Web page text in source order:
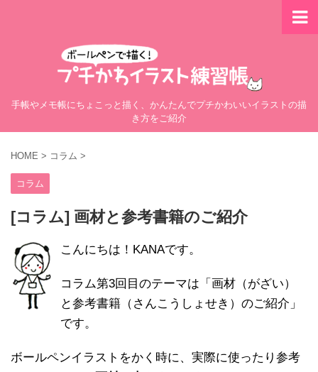
手帳やメモ帳にちょこっと描く、かんたんでプチかわいいイラストの描
き方をご紹介
HOME > コラム >
コラム
[コラム] 画材と参考書籍のご紹介
こんにちは！KANAです。
コラム第3回目のテーマは「画材（がざい）
と参考書籍（さんこうしょせき）のご紹介」
です。
ボールペンイラストをかく時に、実際に使ったり参考